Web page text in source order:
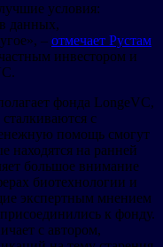
условия:
данных,
– отмечает Рустам
инвестором и
фонда LongeVC,
с
помощь смогут
находятся на ранней
большое внимание
биотехнологии и
экспертным мнением
к фонду.
с автором,